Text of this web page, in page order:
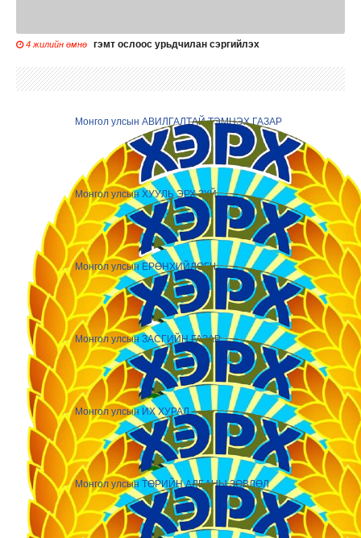
4 жилийн өмнө гэмт ослоос урьдчилан сэргийлэх
Монгол улсын АВИЛГАЛТАЙ ТЭМЦЭХ ГАЗАР
Монгол улсын ХУУЛЬ ЭРХ ЗҮЙ
Монгол улсын ЕРӨНХИЙЛӨГЧ
Монгол улсын ЗАСГИЙН ГАЗАР
Монгол улсын ИХ ХУРАЛ
Монгол улсын ТӨРИЙН АЛБАНЫ ЗӨВЛӨЛ